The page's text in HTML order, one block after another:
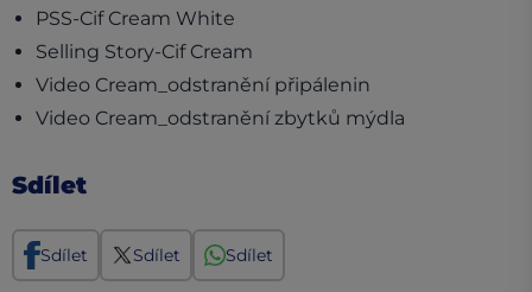
PSS-Cif Cream White
Selling Story-Cif Cream
Video Cream_odstranění připálenin
Video Cream_odstranění zbytků mýdla
Sdílet
Sdílet Sdílet Sdílet